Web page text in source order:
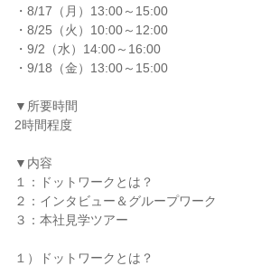
・8/17（月）13:00～15:00
・8/25（火）10:00～12:00
・9/2（水）14:00～16:00
・9/18（金）13:00～15:00
▼所要時間
2時間程度
▼内容
１：ドットワークとは？
２：インタビュー＆グループワーク
３：本社見学ツアー
１）ドットワークとは？